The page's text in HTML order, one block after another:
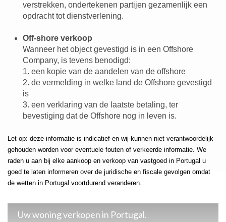
verstrekken, ondertekenen partijen gezamenlijk een
opdracht tot dienstverlening.
Off-shore verkoop
Wanneer het object gevestigd is in een Offshore
Company, is tevens benodigd:
1. een kopie van de aandelen van de offshore
2. de vermelding in welke land de Offshore gevestigd
is
3. een verklaring van de laatste betaling, ter
bevestiging dat de Offshore nog in leven is.
Let op: deze informatie is indicatief en wij kunnen niet verantwoordelijk
gehouden worden voor eventuele fouten of verkeerde informatie. We
raden u aan bij elke aankoop en verkoop van vastgoed in Portugal u
goed te laten informeren over de juridische en fiscale gevolgen omdat
de wetten in Portugal voortdurend veranderen.
Uw woning verkopen in Portugal.